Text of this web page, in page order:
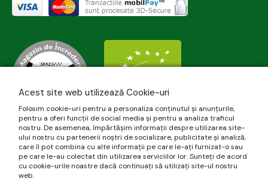
Acest site web utilizează Cookie-uri
Folosim cookie-uri pentru a personaliza conținutul și anunțurile,
pentru a oferi funcții de social media și pentru a analiza traficul
nostru. De asemenea, împărtășim informații despre utilizarea site-
ului nostru cu partenerii noștri de socializare, publicitate și analiză,
care îl pot combina cu alte informații pe care le-ați furnizat-o sau
pe care le-au colectat din utilizarea serviciilor lor. Sunteți de acord
cu cookie-urile noastre dacă continuați să utilizați site-ul nostru
web.